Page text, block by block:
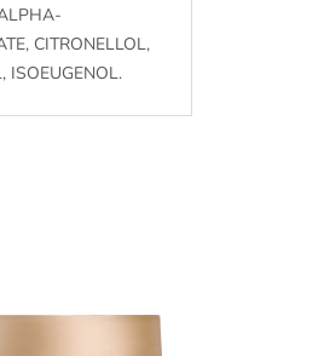
CITRONELLOL,
ISOEUGENOL.